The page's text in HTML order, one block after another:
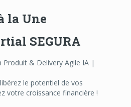
la Une
SEGURA
Produit & Delivery Agile IA |
le potentiel de vos
votre croissance financière !